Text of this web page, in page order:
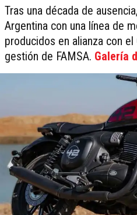
Tras una década de
Argentina con una línea de
producidos en alianza con
gestión de FAMSA. Galería